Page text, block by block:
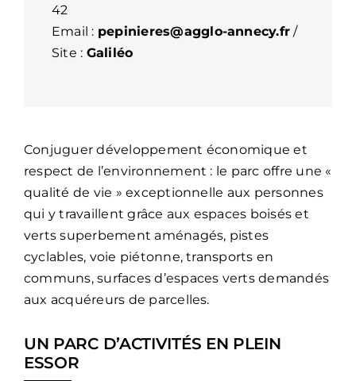
42
Email : pepinieres@agglo-annecy.fr /
Site : Galiléo
Conjuguer développement économique et
respect de l’environnement : le parc offre une «
qualité de vie » exceptionnelle aux personnes
qui y travaillent grâce aux espaces boisés et
verts superbement aménagés, pistes
cyclables, voie piétonne, transports en
communs, surfaces d’espaces verts demandés
aux acquéreurs de parcelles.
UN PARC D’ACTIVITÉS EN PLEIN
ESSOR